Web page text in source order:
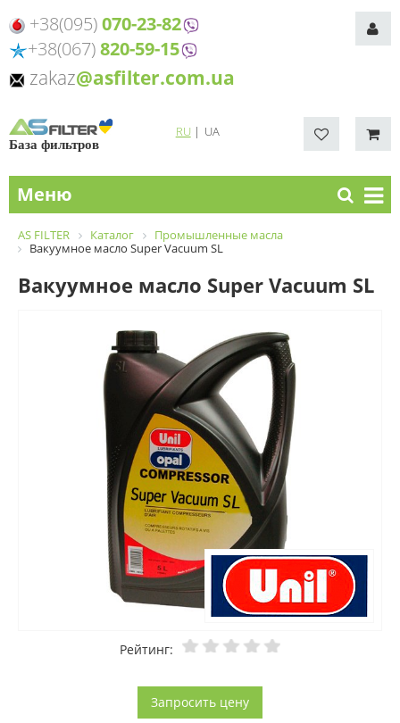
+38(095)070-23-82
+38(067)820-59-15
zakaz@asfilter.com.ua
База фильтров
RU| UA
Меню
AS FILTER Каталог
Промышленные масла
Вакуумное масло Super Vacuum SL
Вакуумное масло Super Vacuum SL
Рейтинг:
Запросить цену